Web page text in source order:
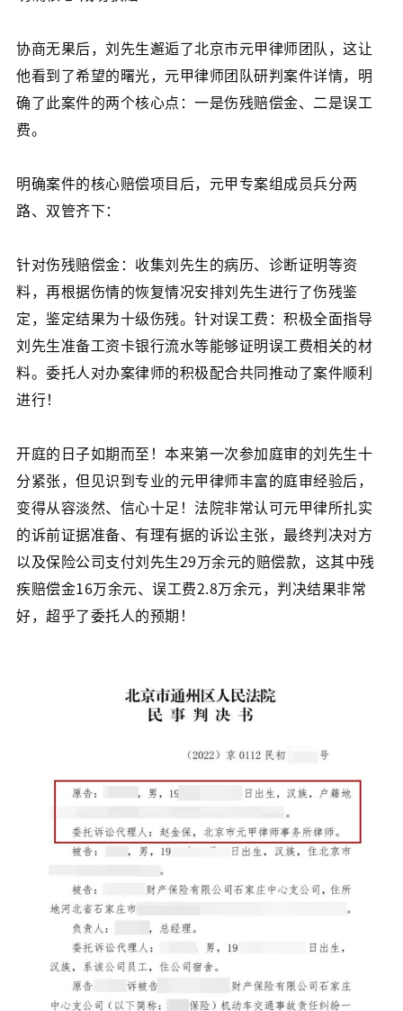
协商无果后，刘先生邂逅了北京市元甲律师团队，这让
他看到了希望的曙光，元甲律师团队研判案件详情，明
确了此案件的两个核心点：一是伤残赔偿金、二是误工
费。
明确案件的核心赔偿项目后，元甲专案组成员兵分两
路、双管齐下：
针对伤残赔偿金：收集刘先生的病历、诊断证明等资
料，再根据伤情的恢复情况安排刘先生进行了伤残鉴
定，鉴定结果为十级伤残。针对误工费：积极全面指导
刘先生准备工资卡银行流水等能够证明误工费相关的材
料。委托人对办案律师的积极配合共同推动了案件顺利
进行！
开庭的日子如期而至！本来第一次参加庭审的刘先生十
分紧张，但见识到专业的元甲律师丰富的庭审经验后，
变得从容淡然、信心十足！法院非常认可元甲律所扎实
的诉前证据准备、有理有据的诉讼主张，最终判决对方
以及保险公司支付刘先生29万余元的赔偿款，这其中残
疾赔偿金16万余元、误工费2.8万余元，判决结果非常
好，超乎了委托人的预期！